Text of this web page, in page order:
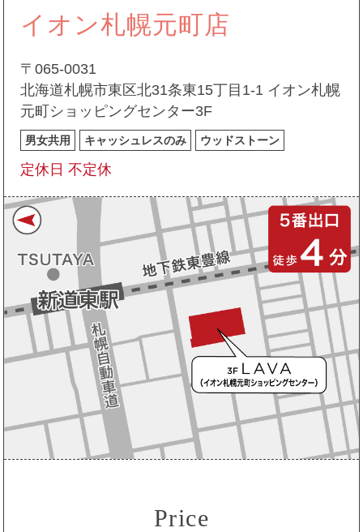
イオン札幌元町店
〒065-0031
北海道札幌市東区北31条東15丁目1-1 イオン札幌
元町ショッピングセンター3F
男女共用 キャッシュレスのみ ウッドストーン
定休日 不定休
Price